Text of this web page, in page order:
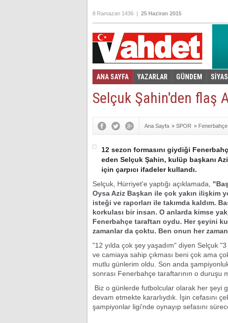
8 Ramazan 1436 | 25 Haziran 2015
ANA SAYFA YAZARLAR GÜNDEM
Foto Galeri Video Galeri
Selçuk Şahin'den flaş
Ana Sayfa » SPOR » Fenerbahçe
12 sezon formasını giydiği
eden Selçuk Şahin, kulüp başkanı
için çarpıcı ifadeler kullandı.
Selçuk, Hürriyet'e yaptığı açıklamada,
Oysa Aziz Başkan ile çok yakın ilişkim
isteği ve raporları ile takımda kaldım.
korkulası bir insan. O anlarda kimse
Fenerbahçe taraftarı oydu. Her şeyini
zamanlar da çoktu. Ben onun her
"12 yılda çok şey yaşadım" diyen Selçuk
ve camiaya sahip çıkması beni çok ama
mutlu günlerim oldu. Son anda
sonrası Fenerbahçe taraftarının o duruşu
Biz o günlerde futbolcular olarak her şeyi
devam etmekte kararlıydık. İşin cefasını
şampiyonlar ligi'nde oynayıp sefasını